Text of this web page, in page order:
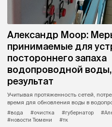
Александр Моор:
принимаемые для
постороннего запаха
водопроводной
результат
Учитывая протяженность сетей,
время для обновления воды в
#вода
#очистка #губернатор
#новости Тюмени
#тк